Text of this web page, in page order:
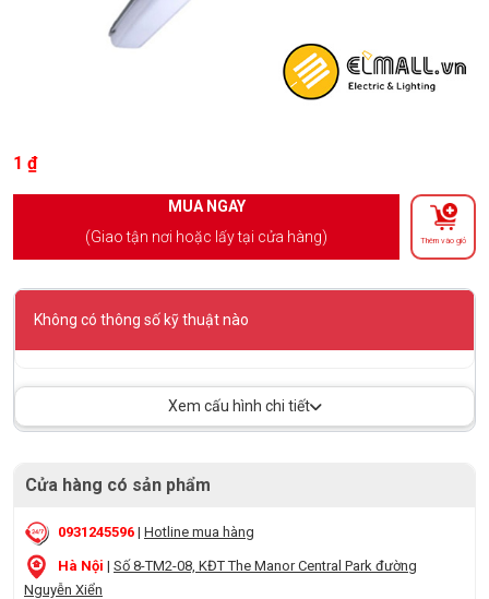
1 ₫
MUA NGAY
(Giao tận nơi hoặc lấy tại cửa hàng)
Thêm vào giỏ
Không có thông số kỹ thuật nào
Xem cấu hình chi tiết
Cửa hàng có sản phẩm
0931245596 | Hotline mua hàng
Hà Nội | Số 8-TM2-08, KĐT The Manor Central Park đường
Nguyễn Xiển